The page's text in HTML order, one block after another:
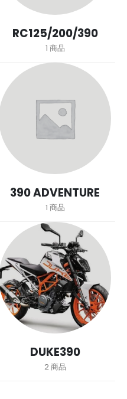
RC125/200/390
1 商品
390 ADVENTURE
1 商品
DUKE390
2商品